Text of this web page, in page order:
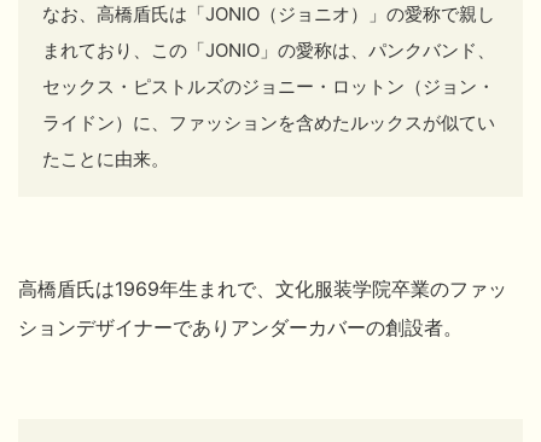
なお、高橋盾氏は「JONIO（ジョニオ）」の愛称で親し
まれており、この 「JONIO」の愛称は、パンクバンド、
セックス・ピストルズのジョニー・ロットン（ジョン・
ライドン）に、ファッションを含めたルックスが似てい
たことに由来。
高橋盾氏は1969年生まれで、文化服装学院卒業のファッ
ションデザイナーでありアンダーカバーの創設者。